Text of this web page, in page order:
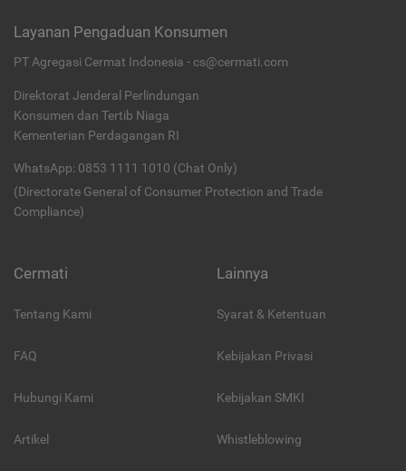
Layanan Pengaduan Konsumen
PT Agregasi Cermat Indonesia - cs@cermati.com
Direktorat Jenderal Perlindungan
Konsumen dan Tertib Niaga
Kementerian Perdagangan RI
WhatsApp: 0853 1111 1010 (Chat Only)
(Directorate General of Consumer Protection and Trade
Compliance)
Cermati
Tentang Kami
FAQ
Hubungi Kami
Artikel
Lainnya
Syarat & Ketentuan
Kebijakan Privasi
Kebijakan SMKI
Whistleblowing